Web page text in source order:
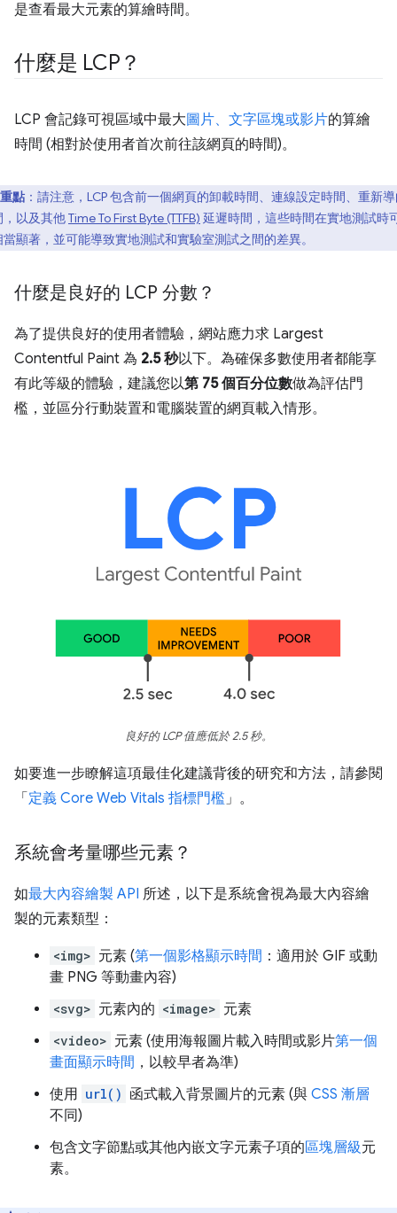
是查看最大元素的算繪時間。
什麼是 LCP？
LCP 會記錄可視區域中最大圖片、文字區塊或影片的算繪
時間 (相對於使用者首次前往該網頁的時間)。
重點 ：請注意，LCP 包含前一個網頁的卸載時間、連線設定時間、重新
，以及其他Time To First Byte (TTFB) 延遲時間，這些時間在實地測試時
當顯著，並可能導致實地測試和實驗室測試之間的差異。
什麼是良好的 LCP 分數？
為了提供良好的使用者體驗，網站應力求 Largest
Contentful Paint 為 2.5 秒以下。為確保多數使用者都能享
有此等級的體驗，建議您以第 75 個百分位數做為評估門
檻，並區分行動裝置和電腦裝置的網頁載入情形。
良好的 LCP 值應低於 2.5 秒。
如要進一步瞭解這項最佳化建議背後的研究和方法，請參閱
「 定義 Core Web Vitals 指標門檻」。
系統會考量哪些元素？
如最大內容繪製 API 所述，以下是系統會視為最大內容繪
製的元素類型：
<img> 元素 (第一個影格顯示時間 ：適用於 GIF 或動
畫 PNG 等動畫內容)
<svg> 元素內的 <image> 元素
<video> 元素 (使用海報圖片載入時間或影片第一個
畫面顯示時間 ，以較早者為準)
使用 url() 函式載入背景圖片的元素 (與 CSS 漸層
不同)
包含文字節點或其他內嵌文字元素子項的區塊層級元
素。